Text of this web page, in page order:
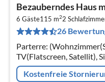
Bezauberndes Haus
6 Gäste115 m22
26
Parterre:
TV(Flatscreen, Satellit),
Wasserkocher, Toaster,
Backofen, Mikrowelle,
Kostenfreie